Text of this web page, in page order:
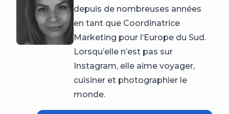
depuis de nombreuses années
en tant que Coordinatrice
Marketing pour l’Europe du Sud.
Lorsqu’elle n’est pas sur
Instagram, elle aime voyager,
cuisiner et photographier le
monde.